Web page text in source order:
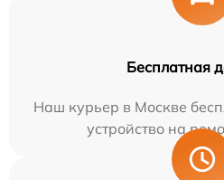
Бесплатная
Наш курьер в Москве
устройство на